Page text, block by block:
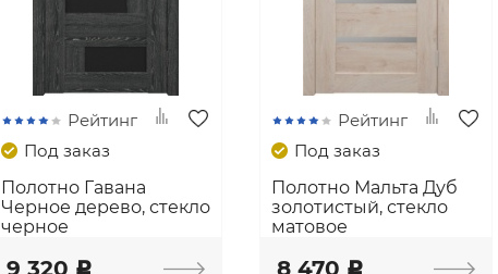
Рейтинг
Под заказ
Полотно Гавана
Черное дерево, стекло
черное
9 320 c
Рейтинг
Под заказ
Полотно Мальта Дуб
золотистый, стекло
матовое
8 470 c